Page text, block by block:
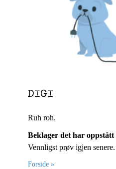
Ruh roh.
Beklager det har oppstått
Vennligst prøv igjen senere.
Forside »